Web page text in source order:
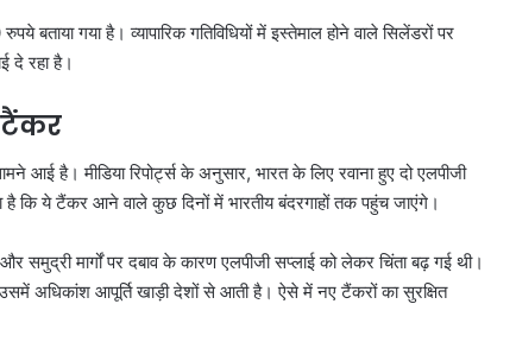
गया है। व्यापारिक गतिविधियों में इस्तेमाल होने वाले सिलेंडरों पर
दे रहा है।
टैंकर
आई है। मीडिया रिपोर्ट्स के अनुसार, भारत के लिए रवाना हुए दो एलपीजी
कि ये टैंकर आने वाले कुछ दिनों में भारतीय बंदरगाहों तक पहुंच जाएंगे।
समुद्री मार्गों पर दबाव के कारण एलपीजी सप्लाई को लेकर चिंता बढ़ गई थी।
अधिकांश आपूर्ति खाड़ी देशों से आती है। ऐसे में नए टैंकरों का सुरक्षित